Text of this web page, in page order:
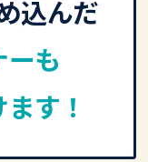
込んだ
ーも
す！